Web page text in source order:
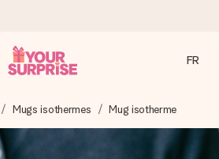
cadeau avec attention et l’envoyons
vous puissiez l’offrir au bon moment,
FR
Mugs isothermes Mug isotherme